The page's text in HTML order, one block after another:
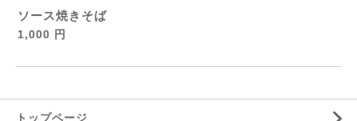
ソース焼きそば
1,000 円
トップページ